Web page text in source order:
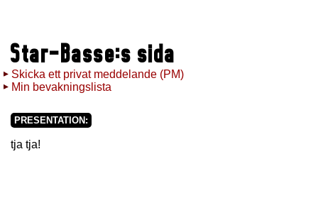
Star-Basse:s sida
Skicka ett privat meddelande (PM)
Min bevakningslista
PRESENTATION:
tja tja!